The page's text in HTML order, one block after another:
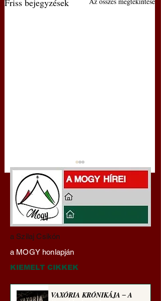
Friss bejegyzések
Hajdu Zoltán:
Transzhumanizmus és
technomorál ‒ 21/28.
Rugalmas technomorál:
a Szilaj Csikón
a MOGY honlapján
KIEMELT CIKKEK
VAXÓRIA KRÓNIKÁJA ‒ A